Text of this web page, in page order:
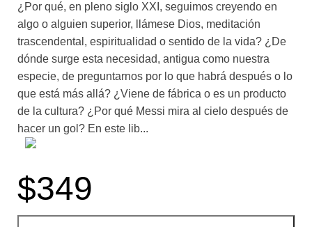
¿Por qué, en pleno siglo XXI, seguimos creyendo en
algo o alguien superior, llámese Dios, meditación
trascendental, espiritualidad o sentido de la vida? ¿De
dónde surge esta necesidad, antigua como nuestra
especie, de preguntarnos por lo que habrá después o lo
que está más allá? ¿Viene de fábrica o es un producto
de la cultura? ¿Por qué Messi mira al cielo después de
hacer un gol? En este lib...
las creencias, Diego Golombek se anima a proponer
una ciencia de la religión como fenómeno
$349